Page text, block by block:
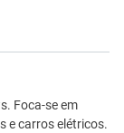
Foca-se em
e carros elétricos.